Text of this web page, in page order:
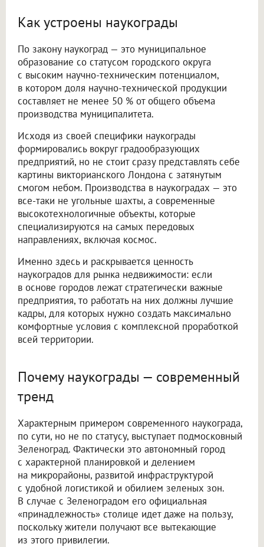
Как устроены наукограды
По закону наукоград — это муниципальное
образование со статусом городского округа
с высоким научно-техническим потенциалом,
в котором доля научно-технической продукции
составляет не менее 50 % от общего объема
производства муниципалитета.
Исходя из своей специфики наукограды
формировались вокруг градообразующих
предприятий, но не стоит сразу представлять себе
картины викторианского Лондона с затянутым
смогом небом. Производства в наукоградах — это
все-таки не угольные шахты, а современные
высокотехнологичные объекты, которые
специализируются на самых передовых
направлениях, включая космос.
Именно здесь и раскрывается ценность
наукоградов для рынка недвижимости: если
в основе городов лежат стратегически важные
предприятия, то работать на них должны лучшие
кадры, для которых нужно создать максимально
комфортные условия с комплексной проработкой
всей территории.
Почему наукограды — современный
тренд
Характерным примером современного наукограда,
по сути, но не по статусу, выступает подмосковный
Зеленоград. Фактически это автономный город
с характерной планировкой и делением
на микрорайоны, развитой инфраструктурой
с удобной логистикой и обилием зеленых зон.
В случае с Зеленоградом его официальная
«принадлежность» столице идет даже на пользу,
поскольку жители получают все вытекающие
из этого привилегии.